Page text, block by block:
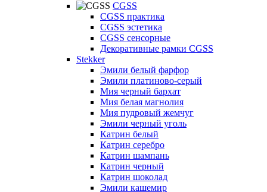
CGSS
CGSS практика
CGSS эстетика
CGSS сенсорные
Декоративные рамки CGSS
Stekker
Эмили белый фарфор
Эмили платиново-серый
Мия черный бархат
Мия белая магнолия
Мия пудровый жемчуг
Эмили черный уголь
Катрин белый
Катрин серебро
Катрин шампань
Катрин черный
Катрин шоколад
Эмили кашемир